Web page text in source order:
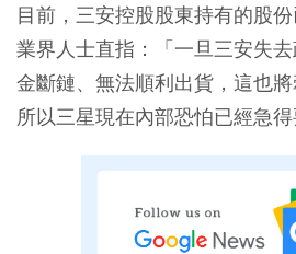
目前，三安控股股東持有的股份
業界人士直指：「一旦三安失
金斷鏈、無法順利出貨，這也將
所以三星現在內部恐怕已經急得